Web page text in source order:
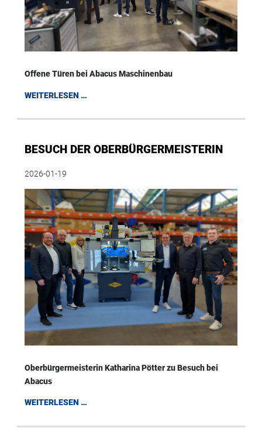
Offene Türen bei Abacus Maschinenbau
WEITERLESEN …
BESUCH DER OBERBÜRGERMEISTERIN
2026-01-19
Oberbürgermeisterin Katharina Pötter zu Besuch bei
Abacus
WEITERLESEN …